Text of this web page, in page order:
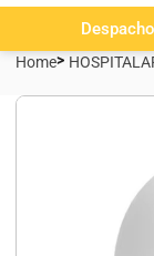
Home